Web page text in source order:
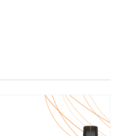
Fibre